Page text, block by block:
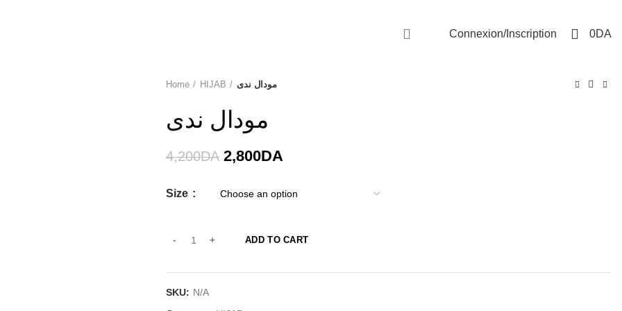
Connexion/Inscription 0DA
Home
HIJAB مودال ندى
مودال ندى
4,200DA 2,800DA
Size
ADD TO CART
SKU: N/A